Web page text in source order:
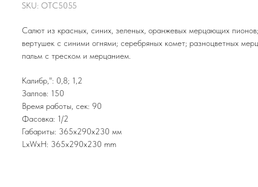
SKU: OTC5055
Салют из красных, синих, зеленых, оранжевых мерцающих
вертушек с синими огнями; серебряных комет; разноцветных
пальм с треском и мерцанием.
Калибр,": 0,8; 1,2
Залпов: 150
Время работы, сек: 90
Фасовка: 1/2
Габариты: 365х290х230 мм
LxWxH: 365x290x230 mm